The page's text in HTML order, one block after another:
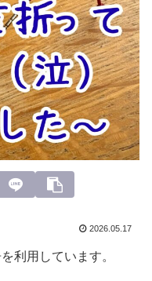
2026.05.17
利用しています。